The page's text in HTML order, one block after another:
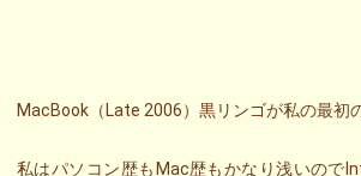
MacBook（Late 2006）黒リンゴが私の最初
私はパソコン歴もMac歴もかなり浅いので